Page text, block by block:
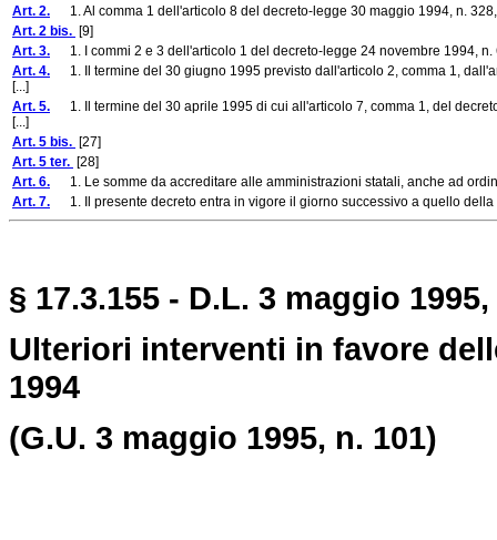
Art. 2. 1. Al comma 1 dell'articolo 8 del decreto-legge 30 maggio 1994, n.
Art. 2 bis. [9]
Art. 3. 1. I commi 2 e 3 dell'articolo 1 del decreto-legge 24 novembre 1994,
Art. 4. 1. Il termine del 30 giugno 1995 previsto dall'articolo 2, comma 1,
[...]
Art. 5. 1. Il termine del 30 aprile 1995 di cui all'articolo 7, comma 1, del
[...]
Art. 5 bis. [27]
Art. 5 ter. [28]
Art. 6. 1. Le somme da accreditare alle amministrazioni statali, anche ad
Art. 7. 1. Il presente decreto entra in vigore il giorno successivo a quello
§ 17.3.155 - D.L. 3 maggio
Ulteriori interventi in favore
1994
(G.U. 3 maggio 1995, n. 101)